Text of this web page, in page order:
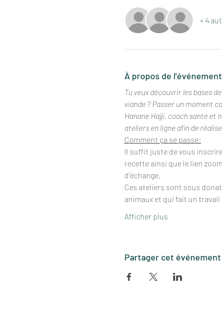
+ 4
À propos de l'événement
Tu veux découvrir les bases
viande ? Passer un moment
Hanane Hajji, coach santé et
ateliers en ligne afin de
Comment ça se passe:
Il suffit juste de vous
recette ainsi que le lien
d'échange.
Ces ateliers sont sous
animaux et qui fait un
Afficher plus
Partager cet événement